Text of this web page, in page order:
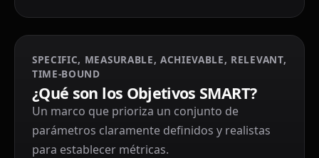
SPECIFIC, MEASURABLE, ACHIEVABLE, RELEVANT,
TIME-BOUND
¿Qué son los Objetivos SMART?
Un marco que prioriza un conjunto de
parámetros claramente definidos y realistas
para establecer métricas.